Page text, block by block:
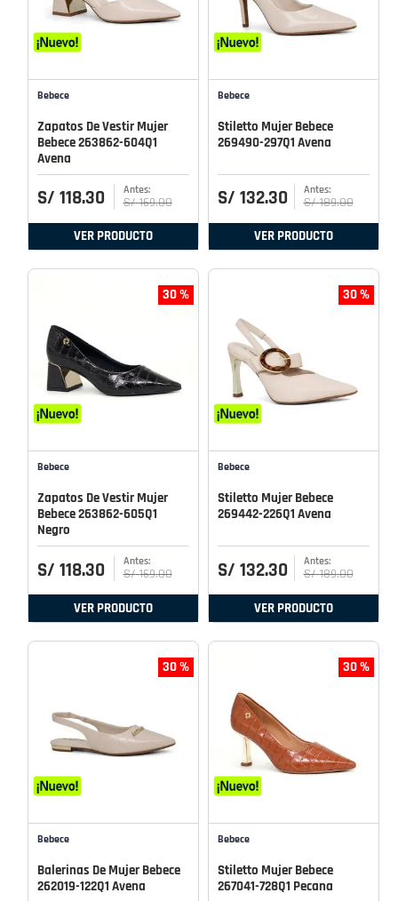
Bebece
Zapatos De Vestir Mujer
Bebece 263862-604Q1
Avena
S/ 118.30 S/ 169.00
VER PRODUCTO
Bebece
Stiletto Mujer Bebece
269490-297Q1 Avena
S/ 132.30 S/ 189.00
VER PRODUCTO
30 %
Bebece
Zapatos De Vestir Mujer
Bebece 263862-605Q1
Negro
S/ 118.30 S/ 169.00
VER PRODUCTO
30 %
Bebece
Stiletto Mujer Bebece
269442-226Q1 Avena
S/ 132.30 S/ 189.00
VER PRODUCTO
30 %
Bebece
Balerinas De Mujer Bebece
262019-122Q1 Avena
30 %
Bebece
Stiletto Mujer Bebece
267041-728Q1 Pecana